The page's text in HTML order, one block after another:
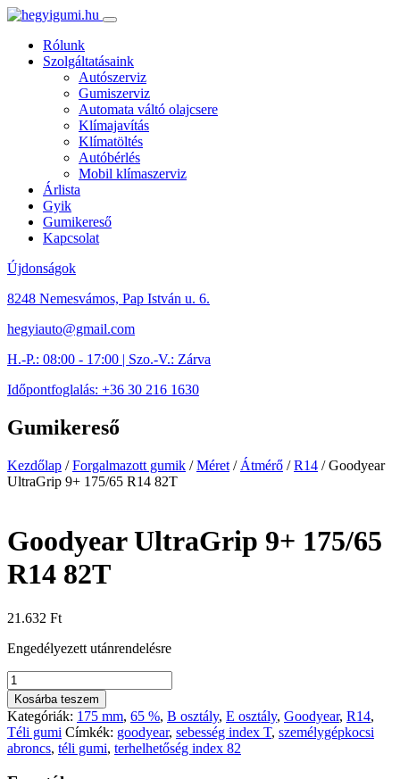
Rólunk
Szolgáltatásaink
Autószerviz
Gumiszerviz
Automata váltó olajcsere
Klímajavítás
Klímatöltés
Autóbérlés
Mobil klímaszerviz
Árlista
Gyik
Gumikereső
Kapcsolat
Újdonságok
8248 Nemesvámos, Pap István u. 6.
hegyiauto@gmail.com
H.-P.: 08:00 - 17:00 | Szo.-V.: Zárva
Időpontfoglalás: +36 30 216 1630
Gumikereső
Kezdőlap /Forgalmazott gumik /Méret / Átmérő /R14 /Goodyear
UltraGrip 9+ 175/65 R14 82T
Goodyear UltraGrip 9+ 175/65
R14 82T
21.632 Ft
Engedélyezett utánrendelésre
Goodyear
UltraGrip
9+
175/65
R14
82T
mennyiség
Kosárba teszem
Kategóriák: 175 mm, 65 %, B osztály, E osztály, Goodyear, R14,
Téli gumi Címkék: goodyear, sebesség index T, személygépkocsi
abroncs, téli gumi, terhelhetőség index 82